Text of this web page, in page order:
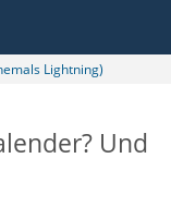
Lightning)
Und